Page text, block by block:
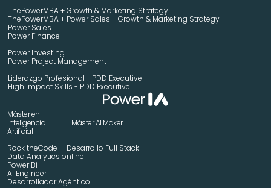
ThePowerMBA + Growth & Marketing Strategy
ThePowerMBA + Power Sales + Growth & Marketing Strategy
Power Sales
Power Finance
Power Investing
Power Project Management
Liderazgo Profesional - PDD Executive
High Impact Skills - PDD Executive
Máster en
Inteligencia
Artificial
Máster AI Maker
Rock theCode -  Desarrollo Full Stack
Data Analytics online
Power Bi
AI Engineer
Desarrollador Agéntico